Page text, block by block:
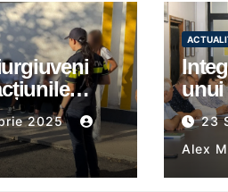
în școli
2025
unui
23
Alex